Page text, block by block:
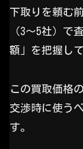
下取りを頼む
（3～5社）で
額」を把握し
この買取価格
交渉時に使う
す。